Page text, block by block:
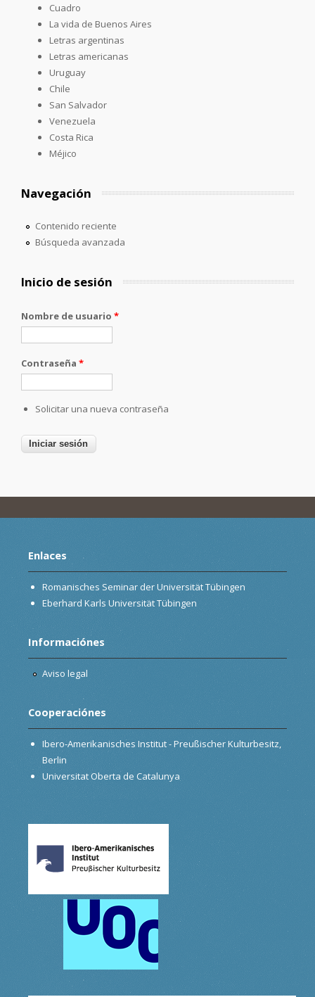
Cuadro
La vida de Buenos Aires
Letras argentinas
Letras americanas
Uruguay
Chile
San Salvador
Venezuela
Costa Rica
Méjico
Navegación
Contenido reciente
Búsqueda avanzada
Inicio de sesión
Nombre de usuario *
Contraseña *
Solicitar una nueva contraseña
Enlaces
Romanisches Seminar der Universität Tübingen
Eberhard Karls Universität Tübingen
Informaciónes
Aviso legal
Cooperaciónes
Ibero-Amerikanisches Institut - Preußischer Kulturbesitz,
Berlin
Universitat Oberta de Catalunya